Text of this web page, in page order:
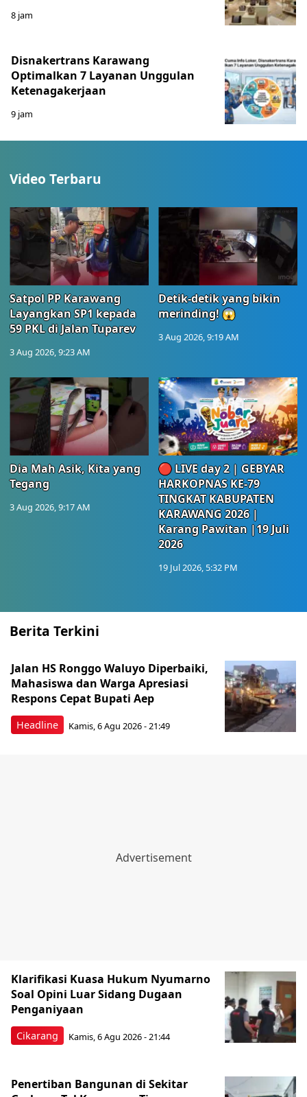
8 jam
Disnakertrans Karawang
Optimalkan 7 Layanan Unggulan
Ketenagakerjaan
9 jam
Video Terbaru
Satpol PP Karawang
Layangkan SP1 kepada
59 PKL di Jalan Tuparev
3 Aug 2026, 9:23 AM
Detik-detik yang bikin
merinding! 😱
3 Aug 2026, 9:19 AM
Dia Mah Asik, Kita yang
Tegang
3 Aug 2026, 9:17 AM
🔴 LIVE day 2 | GEBYAR
HARKOPNAS KE-79
TINGKAT KABUPATEN
KARAWANG 2026 |
Karang Pawitan |19 Juli
2026
19 Jul 2026, 5:32 PM
Berita Terkini
Headline
Jalan HS Ronggo Waluyo Diperbaiki,
Mahasiswa dan Warga Apresiasi
Respons Cepat Bupati Aep
Kamis, 6 Agu 2026 - 21:49
Cikarang
Klarifikasi Kuasa Hukum Nyumarno
Soal Opini Luar Sidang Dugaan
Penganiyaan
Kamis, 6 Agu 2026 - 21:44
Penertiban Bangunan di Sekitar